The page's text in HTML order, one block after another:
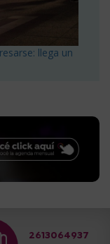
llega un
2613064937